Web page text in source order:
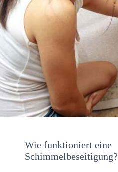
Wie funktioniert eine
Schimmelbeseitigung?